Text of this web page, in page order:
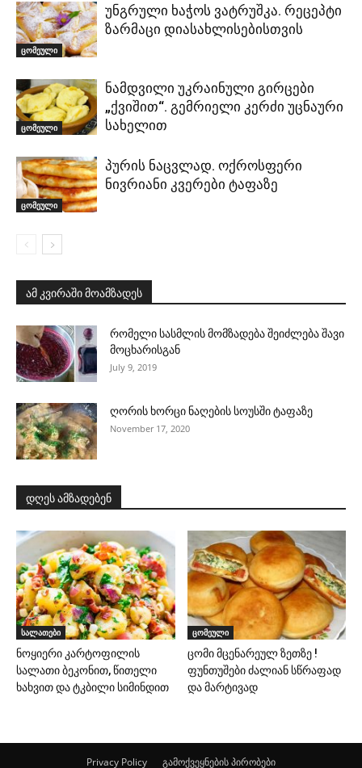
ცომეული
უნგრული ხაჭოს ვატრუშკა. რეცეპტი
ზარმაცი დიასახლისებისთვის
ცომეული
ნამდვილი უკრაინული გირცები
„ქვიშით“. გემრიელი კერძი უცნაური
სახელით
ცომეული
პურის ნაცვლად. ოქროსფერი
ნივრიანი კვერები ტაფაზე
ამ კვირაში მოამზადეს
რომელი სასმლის მომზადება შეიძლება შავი
მოცხარისგან
July 9, 2019
ღორის ხორცი ნაღების სოუსში ტაფაზე
November 17, 2020
დღეს ამზადებენ
სალათები
ნოყიერი კარტოფილის
სალათი ბეკონით, წითელი
ხახვით და ტკბილი სიმინდით
ცომეული
ცომი მცენარეულ ზეთზე !
ფუნთუშები ძალიან სწრაფად
და მარტივად
Privacy Policy გამოქვეყნების პირობები